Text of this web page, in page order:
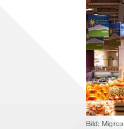
Bild: Migros